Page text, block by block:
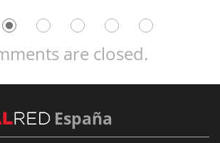
are closed.
España